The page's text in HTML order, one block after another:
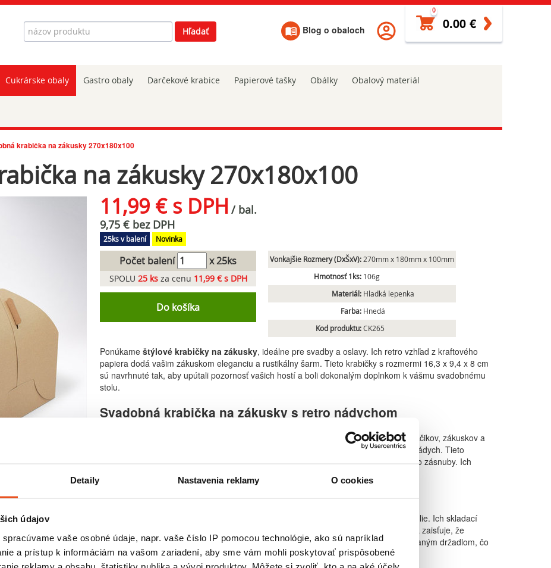
Detaily Nastavenia reklamy O cookies
údajov
spracúvame vaše osobné údaje, napr. vaše číslo IP pomocou technológie, ako sú napríklad
a prístup k informáciám na vašom zariadení, aby sme vám mohli poskytovať prispôsobené
Hľadať Hľadať Blog o obaloch
0
0.00 €
Cukrárske obaly Gastro obaly Darčekové krabice Papierové tašky Obálky Obalový materiál
krabička na zákusky 270x180x100
na zákusky 270x180x100
11,99 € s DPH / bal.
9,75 € bez DPH
25ks v balení Novinka
Počet balení x 25ks
SPOLU 25ksza cenu 11,99 € s DPH
Do košíka
Vonkajšie Rozmery (DxŠxV): 270mm x 180mm x 100mm
Hmotnosť 1ks: 106g
Materiál: Hladká lepenka
Farba: Hnedá
Kod produktu: CK265
Ponúkame štýlové krabičky na zákusky, ideálne pre svadby a oslavy. Ich retro vzhľad z kraftového
papiera dodá vašim zákuskom eleganciu a rustikálny šarm. Tieto krabičky s rozmermi 16,3 x 9,4 x 8 cm
sú navrhnuté tak, aby upútali pozornosť vašich hostí a boli dokonalým doplnkom k vášmu svadobnému
stolu.
Svadobná krabička na zákusky s retro nádychom
sú ideálne pre balenie svadobných koláčikov, zákuskov a
iných sladkých dobrôt. Ich jedinečný vzhľad dodá vašej svadobnej oslave špeciálny nádych. Tieto
krabičky sú vhodné nielen na svadby, ale aj na iné oslavy, ako sú krstiny, jubileá alebo zásnuby. Ich
sú navrhnuté s ohľadom na jednoduchosť a pohodlie. Ich skladací
dizajn umožňuje rýchle a jednoduché zloženie. Stabilný materiál z kraftového papiera zaisťuje, že
krabičky sú odolné a chránia obsah pred poškodením. Krabička je opatrená integrovaným držadlom, čo
uľahčuje transport a manipuláciu s cukrovinkami.